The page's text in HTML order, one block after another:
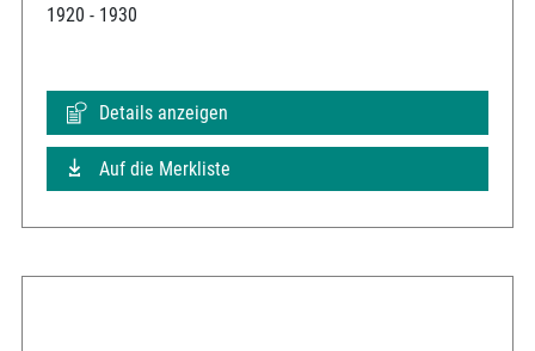
1920 - 1930
Details anzeigen
Auf die Merkliste